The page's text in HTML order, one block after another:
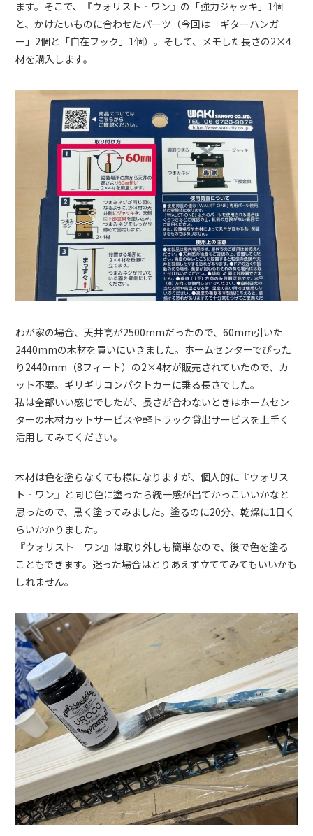
ます。そこで、『ウォリスト‐ワン』の「強力ジャッキ」1個
と、かけたいものに合わせたパーツ（今回は「ギターハンガ
ー」2個と「自在フック」1個）。そして、メモした長さの2×4
材を購入します。
わが家の場合、天井高が2500mmだったので、60mm引いた
2440mmの木材を買いにいきました。ホームセンターでぴった
り2440mm（8フィート）の2×4材が販売されていたので、カ
ット不要。ギリギリコンパクトカーに乗る長さでした。
私は全部いい感じでしたが、長さが合わないときはホームセン
ターの木材カットサービスや軽トラック貸出サービスを上手く
活用してみてください。
木材は色を塗らなくても様になりますが、個人的に『ウォリス
ト‐ワン』と同じ色に塗ったら統一感が出てかっこいいかなと
思ったので、黒く塗ってみました。塗るのに20分、乾燥に1日く
らいかかりました。
『ウォリスト‐ワン』は取り外しも簡単なので、後で色を塗る
こともできます。迷った場合はとりあえず立ててみてもいいかも
しれません。